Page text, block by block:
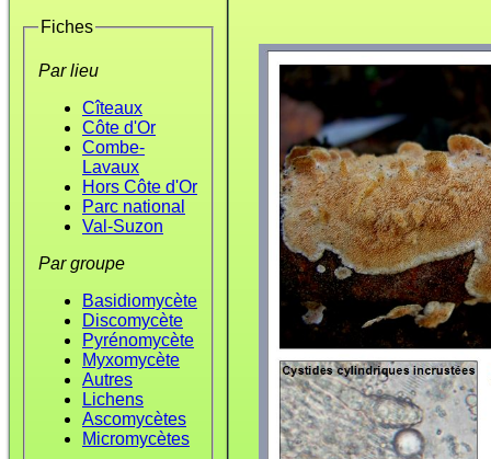
Fiches
Par lieu
Cîteaux
Côte d'Or
Combe-
Lavaux
Hors Côte d'Or
Parc national
Val-Suzon
Par groupe
Basidiomycète
Discomycète
Pyrénomycète
Myxomycète
Autres
Lichens
Ascomycètes
Micromycètes